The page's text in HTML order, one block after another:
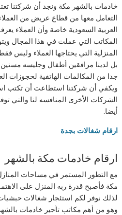
خادمات بالشهر مكة ونجد أن شركتنا
التعامل معها من قطاع عريض من
العربية السعودية خاصة وأن العملاء
المكاتب التي عملت في هذا المجال
المنزلية التي يحتاجها العملاء وليس
بل لدينا مرافقين أطفال وجليسه
جدا من المكالمات الهاتفية لحجوزات
ويكفي أن شركتنا استطاعت أن
الشركات الأخرى المنافسه لنا والتي
أيضا.
ارقام شغالات بجدة
ارقام خادمات مكة بالشهر
مع التطور المستمر في مساحات
مكة فأصبح قدرة ربه المنزل على
لذلك نوفر لكم استئجار شغالات
وهو من أهم مكاتب تأجير خادمات